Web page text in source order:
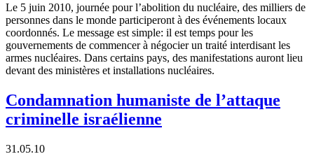
Le 5 juin 2010, journée pour l’abolition du nucléaire, des milliers de
personnes dans le monde participeront à des événements locaux
coordonnés. Le message est simple: il est temps pour les
gouvernements de commencer à négocier un traité interdisant les
armes nucléaires. Dans certains pays, des manifestations auront lieu
devant des ministères et installations nucléaires.
Condamnation humaniste de l’attaque
criminelle israélienne
31.05.10